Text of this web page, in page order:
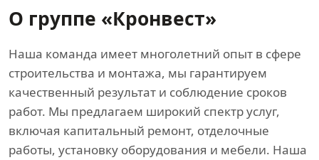
О группе «Кронвест»
Наша команда имеет многолетний опыт в сфере
строительства и монтажа, мы гарантируем
качественный результат и соблюдение сроков
работ. Мы предлагаем широкий спектр услуг,
включая капитальный ремонт, отделочные
работы, установку оборудования и мебели. Наша